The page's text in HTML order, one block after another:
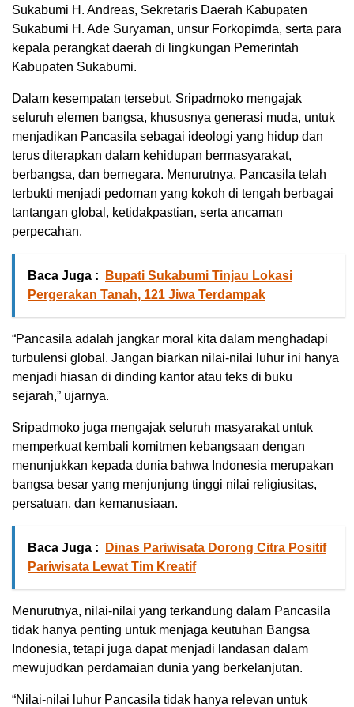
Sukabumi H. Andreas, Sekretaris Daerah Kabupaten
Sukabumi H. Ade Suryaman, unsur Forkopimda, serta para
kepala perangkat daerah di lingkungan Pemerintah
Kabupaten Sukabumi.
Dalam kesempatan tersebut, Sripadmoko mengajak
seluruh elemen bangsa, khususnya generasi muda, untuk
menjadikan Pancasila sebagai ideologi yang hidup dan
terus diterapkan dalam kehidupan bermasyarakat,
berbangsa, dan bernegara. Menurutnya, Pancasila telah
terbukti menjadi pedoman yang kokoh di tengah berbagai
tantangan global, ketidakpastian, serta ancaman
perpecahan.
Baca Juga :
Bupati Sukabumi Tinjau Lokasi
Pergerakan Tanah, 121 Jiwa Terdampak
“Pancasila adalah jangkar moral kita dalam menghadapi
turbulensi global. Jangan biarkan nilai-nilai luhur ini hanya
menjadi hiasan di dinding kantor atau teks di buku
sejarah,” ujarnya.
Sripadmoko juga mengajak seluruh masyarakat untuk
memperkuat kembali komitmen kebangsaan dengan
menunjukkan kepada dunia bahwa Indonesia merupakan
bangsa besar yang menjunjung tinggi nilai religiusitas,
persatuan, dan kemanusiaan.
Baca Juga :
Dinas Pariwisata Dorong Citra Positif
Pariwisata Lewat Tim Kreatif
Menurutnya, nilai-nilai yang terkandung dalam Pancasila
tidak hanya penting untuk menjaga keutuhan Bangsa
Indonesia, tetapi juga dapat menjadi landasan dalam
mewujudkan perdamaian dunia yang berkelanjutan.
“Nilai-nilai luhur Pancasila tidak hanya relevan untuk